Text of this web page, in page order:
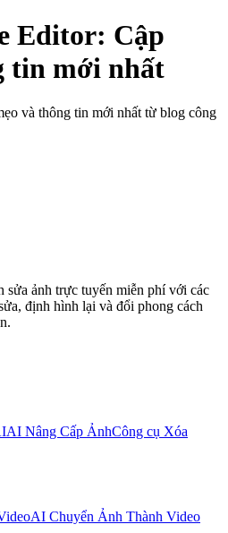
Editor: Cập
tin mới nhất
và thông tin mới nhất từ blog công
ảnh trực tuyến miễn phí với các
định hình lại và đổi phong cách
AI Nâng Cấp ẢnhCông cụ Xóa
AI Chuyển Ảnh Thành Video